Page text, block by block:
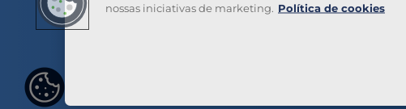
Definiç
ões de
cookies
nossas iniciativas de marketing. Política de cookies